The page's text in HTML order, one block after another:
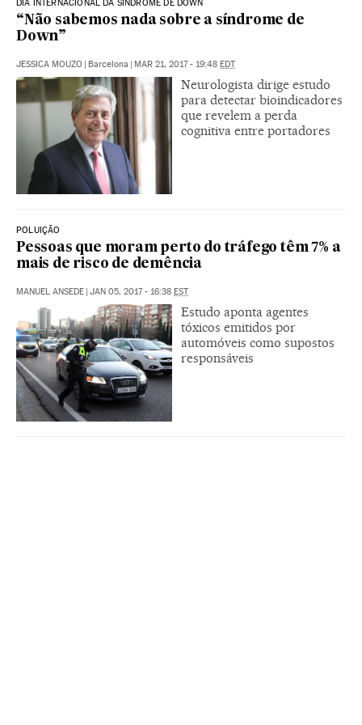
DIA INTERNACIONAL DA SÍNDROME DE DOWN
“Não sabemos nada sobre a síndrome de
Down”
JESSICA MOUZO | Barcelona | MAR 21, 2017 - 19:48 EDT
Neurologista dirige estudo
para detectar bioindicadores
que revelem a perda
cognitiva entre portadores
POLUIÇÃO
Pessoas que moram perto do tráfego têm 7% a
mais de risco de demência
MANUEL ANSEDE | JAN 05, 2017 - 16:38 EST
Estudo aponta agentes
tóxicos emitidos por
automóveis como supostos
responsáveis